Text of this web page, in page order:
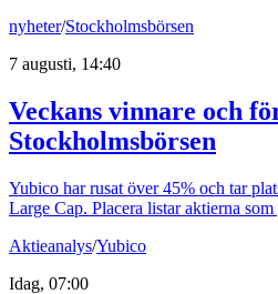
nyheter/Stockholmsbörsen
7 augusti, 14:40
Veckans vinnare och
Stockholmsbörsen
Yubico har rusat över 45% och tar
Large Cap. Placera listar aktierna
Aktieanalys/Yubico
Idag, 07:00